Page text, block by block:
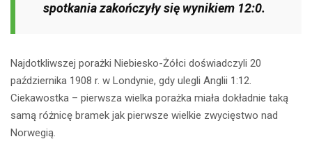
spotkania zakończyły się wynikiem 12:0.
Najdotkliwszej porażki Niebiesko-Żółci doświadczyli 20
października 1908 r. w Londynie, gdy ulegli Anglii 1:12.
Ciekawostka – pierwsza wielka porażka miała dokładnie taką
samą różnicę bramek jak pierwsze wielkie zwycięstwo nad
Norwegią.